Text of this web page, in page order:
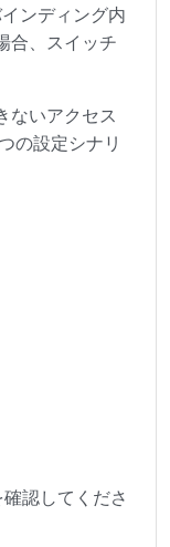
ンディング内
合、スイッチ
ないアクセス
の設定シナリ
認してくださ